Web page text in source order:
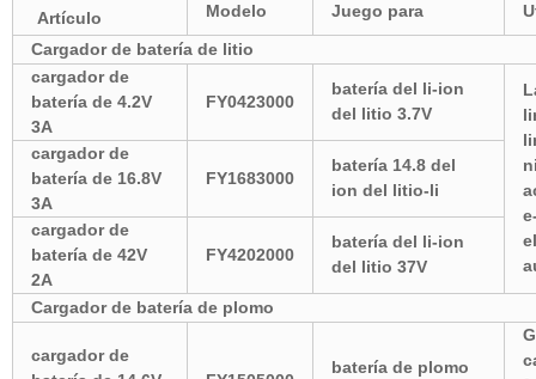
Artículo Modelo Juego para
Cargador de batería de litio
cargador de
batería de 4.2V
3A
FY0423000
batería del li-ion
del litio 3.7V
cargador de
batería de 16.8V
3A
FY1683000
batería 14.8 del
ion del litio-li
cargador de
batería de 42V
2A
FY4202000
batería del li-ion
del litio 37V
Cargador de batería de plomo
cargador de
batería de plomo